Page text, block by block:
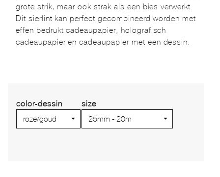
grote strik, maar ook strak als een bies verwerkt.
Dit sierlint kan perfect gecombineerd worden met
effen bedrukt cadeaupapier, holografisch
cadeaupapier en cadeaupapier met een dessin.
color-dessin size